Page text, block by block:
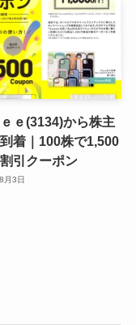
ｅ(3134)から株主
着｜100株で1,500
引クーポン
月3日